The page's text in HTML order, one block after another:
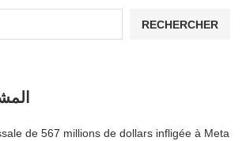
RECHERCHER
de 567 millions de dollars infligée à Meta